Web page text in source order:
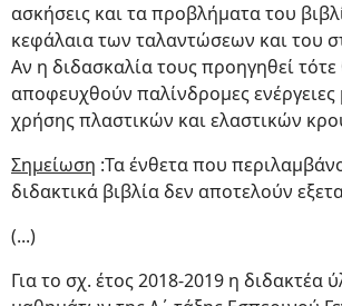
ασκήσεις και τα προβλήματα του
κεφάλαια των ταλαντώσεων και του
Αν η διδασκαλία τους προηγηθεί
αποφευχθούν παλίνδρομες ενέργειες
χρήσης πλαστικών και ελαστικών
Σημείωση :Τα ένθετα που
διδακτικά βιβλία δεν αποτελούν
(...)
Για το σχ. έτος 2018-2019 η διδακτέα